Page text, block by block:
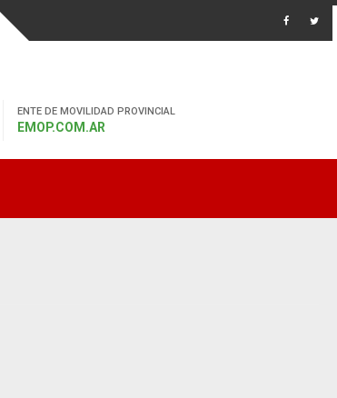
ENTE DE MOVILIDAD PROVINCIAL
EMOP.COM.AR